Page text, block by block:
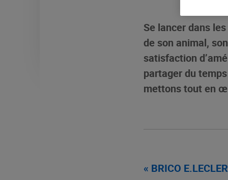
Se lancer dans
de son animal,
satisfaction
partager du
mettons tout en
« BRICO